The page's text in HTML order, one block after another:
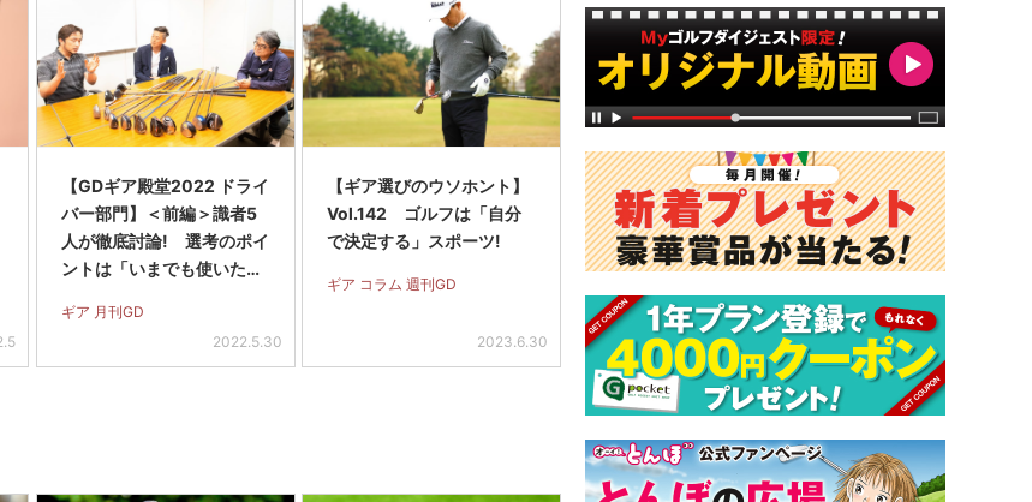
【GDギア殿堂2022 ドライ
バー部門】＜前編＞識者5
人が徹底討論! 選考のポイ
ントは「いまでも使いたい
ギア 月刊GD
2022.5.30
【ギア選びのウソホント】
Vol.142 ゴルフは「自分
で決定する」スポーツ!
ギア コラム 週刊GD
2023.6.30